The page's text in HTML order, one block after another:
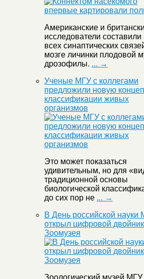
Американские и
исследователи составили
всех синаптических
мозге личинки плодовой
дрозофилы. ... →
Ученые МГУ с коллегами
предложили новую
классификации живых
организмов
Это может показаться
удивительным, но для
традиционной основы
биологической
до сих пор не ... →
В День российской науки
открыл цифровой двойник
Зоомузея